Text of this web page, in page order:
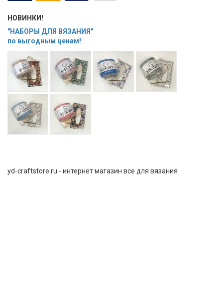
НОВИНКИ!
"НАБОРЫ ДЛЯ ВЯЗАНИЯ"
по выгодным ценам!
yd-craftstore.ru - интернет магазин все для вязания